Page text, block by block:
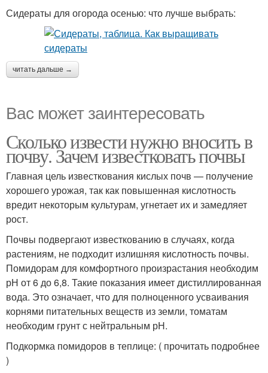
Сидераты для огорода осенью: что лучше выбрать:
читать дальше →
Вас может заинтересовать
Сколько извести нужно вносить в
почву. Зачем известковать почвы
Главная цель известкования кислых почв — получение
хорошего урожая, так как повышенная кислотность
вредит некоторым культурам, угнетает их и замедляет
рост.
Почвы подвергают известкованию в случаях, когда
растениям, не подходит излишняя кислотность почвы.
Помидорам для комфортного произрастания необходим
рН от 6 до 6,8. Такие показания имеет дистиллированная
вода. Это означает, что для полноценного усваивания
корнями питательных веществ из земли, томатам
необходим грунт с нейтральным рН.
Подкормка помидоров в теплице: ( прочитать подробнее
)